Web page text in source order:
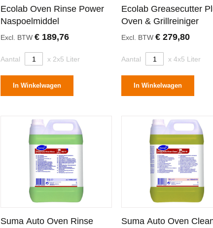
Ecolab Oven Rinse Power
Naspoelmiddel
Excl. BTW € 189,76
Aantal x 2x5 Liter
In Winkelwagen
Ecolab Greasecutter
Oven & Grillreiniger
Excl. BTW€ 279,80
Aantal x 4x5 Liter
In Winkelwagen
Suma Auto Oven Rinse
Suma Auto Oven